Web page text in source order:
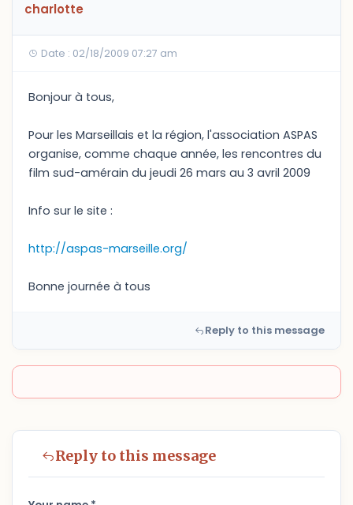
charlotte
Date : 02/18/2009 07:27 am
Bonjour à tous,
Pour les Marseillais et la région, l'association ASPAS
organise, comme chaque année, les rencontres du
film sud-amérain du jeudi 26 mars au 3 avril 2009
Info sur le site :
http://aspas-marseille.org/
Bonne journée à tous
Reply to this message
Reply to this message